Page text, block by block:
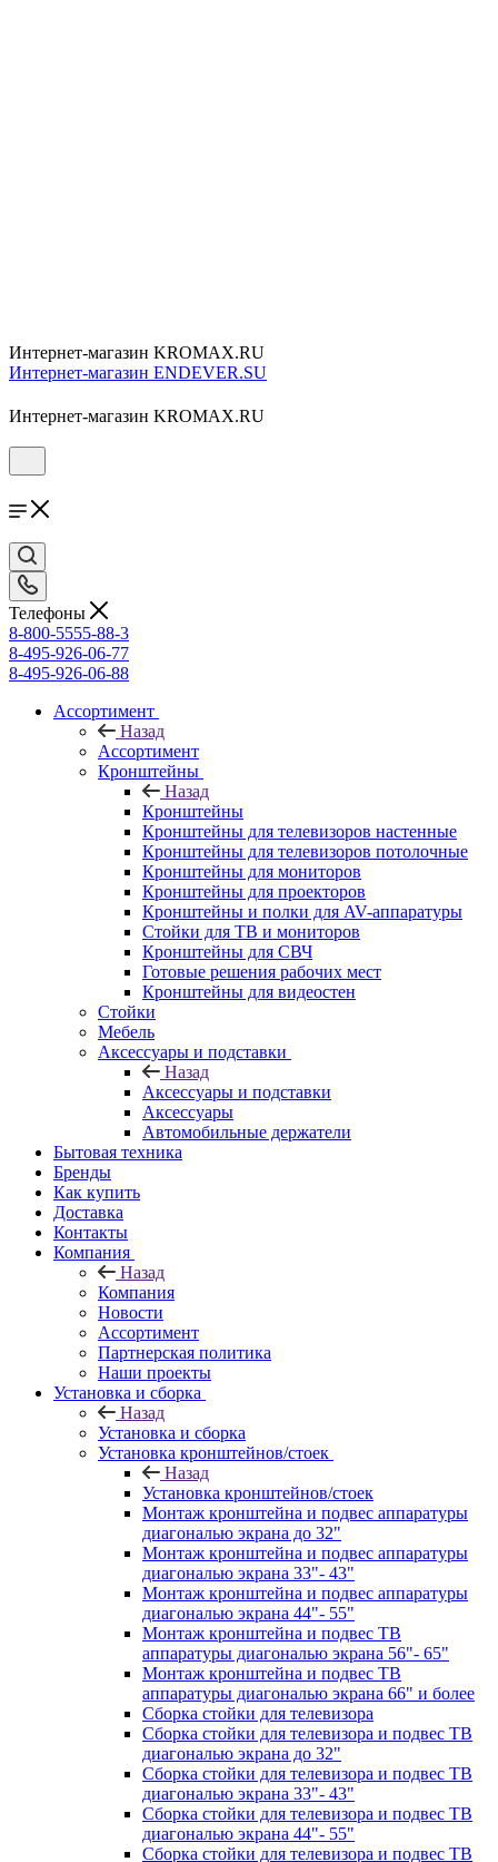
Интернет-магазин KROMAX.RU
Интернет-магазин ENDEVER.SU
Интернет-магазин KROMAX.RU
Телефоны
8-800-5555-88-3
8-495-926-06-77
8-495-926-06-88
Ассортимент
Назад
Ассортимент
Кронштейны
Назад
Кронштейны
Кронштейны для телевизоров настенные
Кронштейны для телевизоров потолочные
Кронштейны для мониторов
Кронштейны для проекторов
Кронштейны и полки для AV-аппаратуры
Стойки для ТВ и мониторов
Кронштейны для СВЧ
Готовые решения рабочих мест
Кронштейны для видеостен
Стойки
Мебель
Аксессуары и подставки
Назад
Аксессуары и подставки
Аксессуары
Автомобильные держатели
Бытовая техника
Бренды
Как купить
Доставка
Контакты
Компания
Назад
Компания
Новости
Ассортимент
Партнерская политика
Наши проекты
Установка и сборка
Назад
Установка и сборка
Установка кронштейнов/стоек
Назад
Установка кронштейнов/стоек
Монтаж кронштейна и подвес аппаратуры
диагональю экрана до 32"
Монтаж кронштейна и подвес аппаратуры
диагональю экрана 33"- 43"
Монтаж кронштейна и подвес аппаратуры
диагональю экрана 44"- 55"
Монтаж кронштейна и подвес ТВ
аппаратуры диагональю экрана 56"- 65"
Монтаж кронштейна и подвес ТВ
аппаратуры диагональю экрана 66" и более
Сборка стойки для телевизора
Сборка стойки для телевизора и подвес ТВ
диагональю экрана до 32"
Сборка стойки для телевизора и подвес ТВ
диагональю экрана 33"- 43"
Сборка стойки для телевизора и подвес ТВ
диагональю экрана 44"- 55"
Сборка стойки для телевизора и подвес ТВ